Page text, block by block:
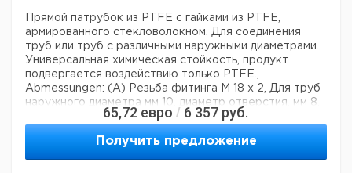
Прямой патрубок из PTFE с гайками из PTFE,
армированного стекловолокном. Для соединения
труб или труб с различными наружными диаметрами.
Универсальная химическая стойкость, продукт
подвергается воздействию только PTFE.,
Abmessungen: (A) Резьба фитинга M 18 x 2, Для труб
наружного диаметра мм 10, диаметр отверстия. мм 8,
(B) Резьба фитинга M 18 x 2, для наружного диаметра
трубки мм 8
Технические данные:
Материал: PTFE
65,72 евро / 6 357 руб.
Получить предложение